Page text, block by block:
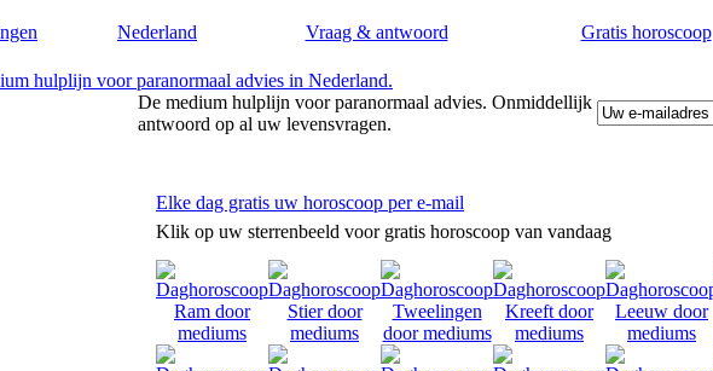
Nederland Vraag & antwoord Gratis horoscoop
De medium hulplijn voor paranormaal advies. Onmiddellijk
antwoord op al uw levensvragen.
Elke dag gratis uw horoscoop per e-mail
Klik op uw sterrenbeeld voor gratis horoscoop van vandaag